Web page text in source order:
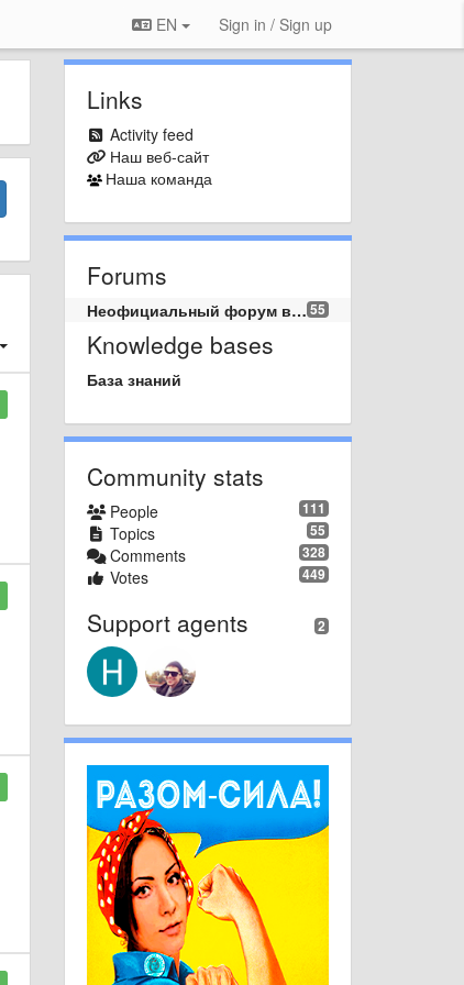
EN Sign in / Sign up
Links
Activity feed
Наш веб-сайт
Наша команда
Forums
55
Неофициальный форум вопросов и предложений.
Knowledge bases
База знаний
Community stats
111
People
55
Topics
328
Comments
449
Votes
2
Support agents